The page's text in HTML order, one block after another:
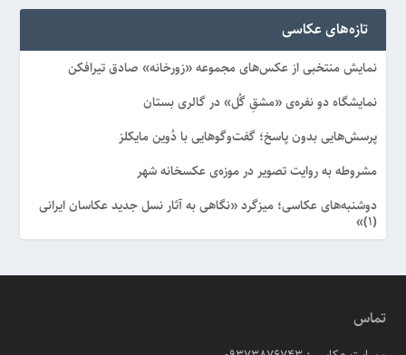
تازه‌های عکاسی
نمایش منتخبی از عکس‌های مجموعه «زورخانه» صادق تیرافکن
نمایشگاه دو نفره‌ی «مشقِ گُل» در گالری بستان
پرسش‌هایی بدون پاسخ؛ گفت‌وگوهایی با دُوین مایکلز
مشروطه به روایت تصویر در موزه‌ی عکسخانه شهر
دوشنبه‌های عکاسی؛ میزگرد «نگاهی به آثار نسل جدید عکاسان ایرانی
(۱)»
تماس